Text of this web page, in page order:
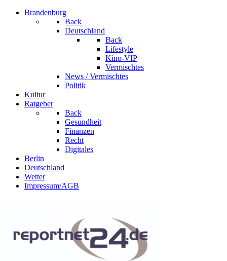
Brandenburg
Back
Deutschland
Back
Lifestyle
Kino-VIP
Vermischtes
News / Vermischtes
Politik
Kultur
Ratgeber
Back
Gesundheit
Finanzen
Recht
Digitales
Berlin
Deutschland
Wetter
Impressum/AGB